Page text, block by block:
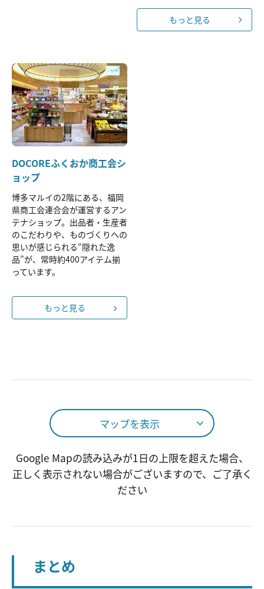
もっと見る
DOCOREふくおか商工会シ
ョップ
博多マルイの2階にある、福岡
県商工会連合会が運営するアン
テナショップ。出品者・生産者
のこだわりや、ものづくりへの
思いが感じられる“隠れた逸
品”が、常時約400アイテム揃
っています。
もっと見る
マップを表示
Google Mapの読み込みが1日の上限を超えた場合、
正しく表示されない場合がございますので、ご了承く
ださい
まとめ